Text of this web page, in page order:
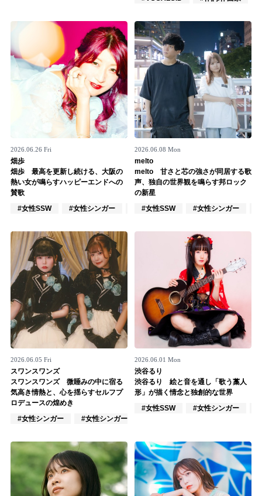
2026.06.26 Fri
畑歩
畑歩 最高を更新し続ける、大阪の
熱い女が鳴らすハッピーエンドへの
賛歌
#女性SSW
#女性シンガー #インディーズ
2026.06.08 Mon
melto
melto 甘さと芯の強さが同居する歌
声、独自の世界観を鳴らす邦ロック
の新星
#女性SSW
#女性シンガー
2026.06.05 Fri
スワンスワンズ
スワンスワンズ 微睡みの中に宿る
気高き情熱と、心を揺らすセルフプ
ロデュースの煌めき
#女性シンガー
#女性シンガーグループ
2026.06.01 Mon
渋谷るり
渋谷るり 絵と音を通し「歌う藁人
形」が描く情念と独創的な世界
#女性SSW
#女性シンガー